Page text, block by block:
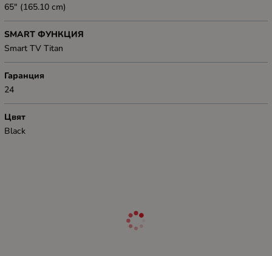
65" (165.10 cm)
SMART ФУНКЦИЯ
Smart TV Titan
Гаранция
24
Цвят
Black